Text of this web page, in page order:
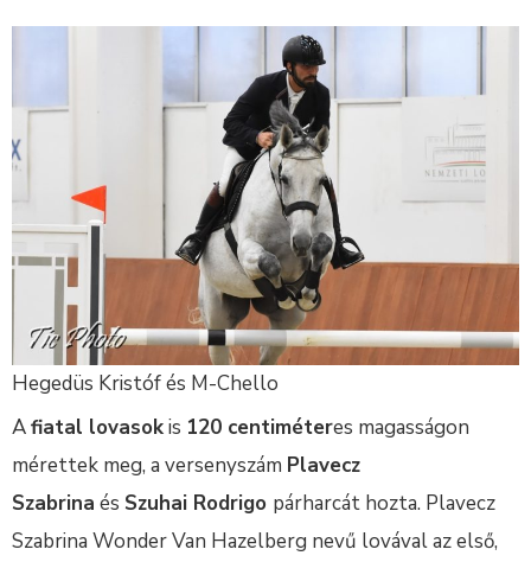
Hegedüs Kristóf és M-Chello
Afiatal lovasokis 120 centiméteres magasságon
mérettek meg, a versenyszám Plavecz
Szabrina és Szuhai Rodrigo párharcát hozta. Plavecz
Szabrina Wonder Van Hazelberg nevű lovával az első,